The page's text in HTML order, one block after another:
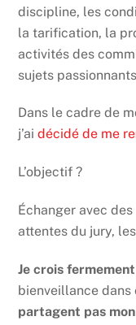
discipline, les
la tarification, la
activités des
sujets
Dans le cadre de
j’aidécidé de me
L’objectif ?
Échanger avec
attentes du jury,
Je crois
bienveillance
partagent pas mon